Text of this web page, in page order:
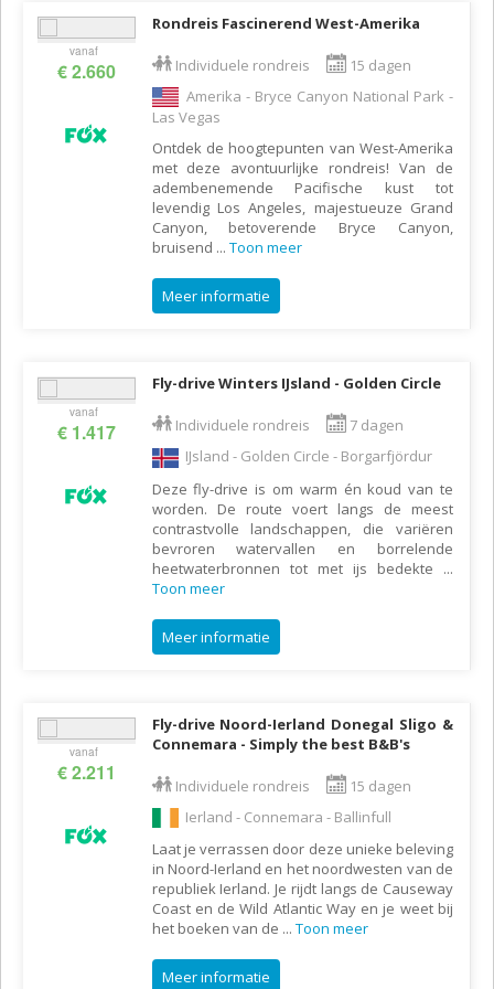
vanaf
€ 2.660
Rondreis Fascinerend West-Amerika
Individuele rondreis
15 dagen
Amerika - Bryce Canyon National Park -
Las Vegas
Ontdek de hoogtepunten van West-Amerika
met deze avontuurlijke rondreis! Van de
adembenemende Pacifische kust tot
levendig Los Angeles, majestueuze Grand
Canyon, betoverende Bryce Canyon,
bruisend ... Toon meer
Meer informatie
vanaf
€ 1.417
Fly-drive Winters IJsland - Golden Circle
Individuele rondreis
7 dagen
IJsland - Golden Circle - Borgarfjördur
Deze fly-drive is om warm én koud van te
worden. De route voert langs de meest
contrastvolle landschappen, die variëren
bevroren watervallen en borrelende
heetwaterbronnen tot met ijs bedekte ...
Toon meer
Meer informatie
vanaf
€ 2.211
Fly-drive Noord-Ierland Donegal Sligo &
Connemara - Simply the best B&B's
Individuele rondreis
15 dagen
Ierland - Connemara - Ballinfull
Laat je verrassen door deze unieke beleving
in Noord-Ierland en het noordwesten van de
republiek Ierland. Je rijdt langs de Causeway
Coast en de Wild Atlantic Way en je weet bij
het boeken van de ... Toon meer
Meer informatie